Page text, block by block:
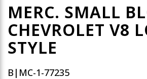
MERC. SMALL
CHEVROLET V8
STYLE
B|MC-1-77235